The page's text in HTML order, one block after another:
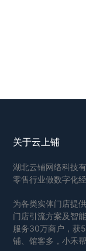
关于云上铺
湖北云铺网络科技
零售行业做数字化
为各类实体门店提
门店引流方案及智
服务30万商户，获
铺、馆客多，小禾